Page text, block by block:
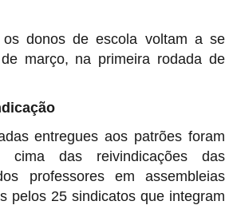
donos de escola voltam a se
março, na primeira rodada de
entregues aos patrões foram
cima das reivindicações das
professores em assembleias
pelos 25 sindicatos que integram